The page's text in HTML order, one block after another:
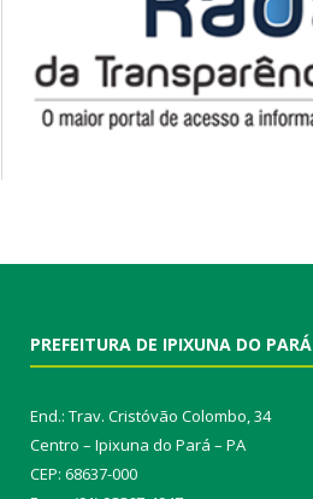
PREFEITURA DE IPIXUNA DO PARÁ
End.: Trav. Cristóvão Colombo, 34
Centro – Ipixuna do Pará – PA
CEP: 68637-000